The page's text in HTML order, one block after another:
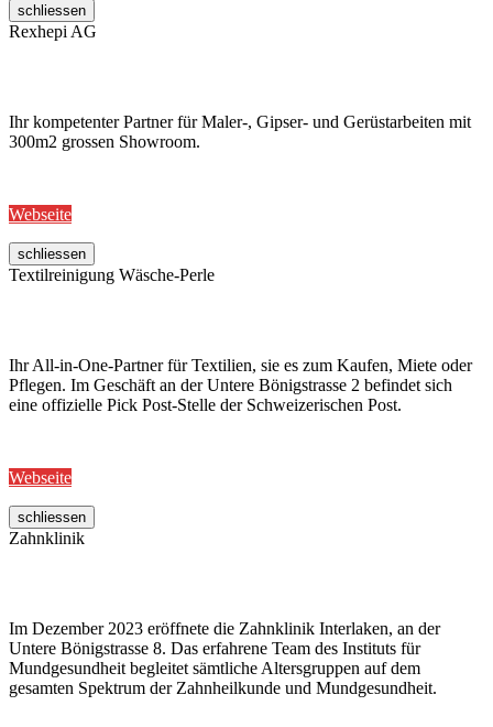
schliessen
Rexhepi AG
Ihr kompetenter Partner für Maler-, Gipser- und Gerüstarbeiten mit
300m2 grossen Showroom.
Webseite
schliessen
Textilreinigung Wäsche-Perle
Ihr All-in-One-Partner für Textilien, sie es zum Kaufen, Miete oder
Pflegen. Im Geschäft an der Untere Bönigstrasse 2 befindet sich
eine offizielle Pick Post-Stelle der Schweizerischen Post.
Webseite
schliessen
Zahnklinik
Im Dezember 2023 eröffnete die Zahnklinik Interlaken, an der
Untere Bönigstrasse 8. Das erfahrene Team des Instituts für
Mundgesundheit begleitet sämtliche Altersgruppen auf dem
gesamten Spektrum der Zahnheilkunde und Mundgesundheit.